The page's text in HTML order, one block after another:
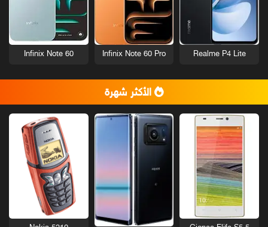
Realme P4 Lite
Infinix Note 60 Pro
Infinix Note 60
الأكثر شهرة